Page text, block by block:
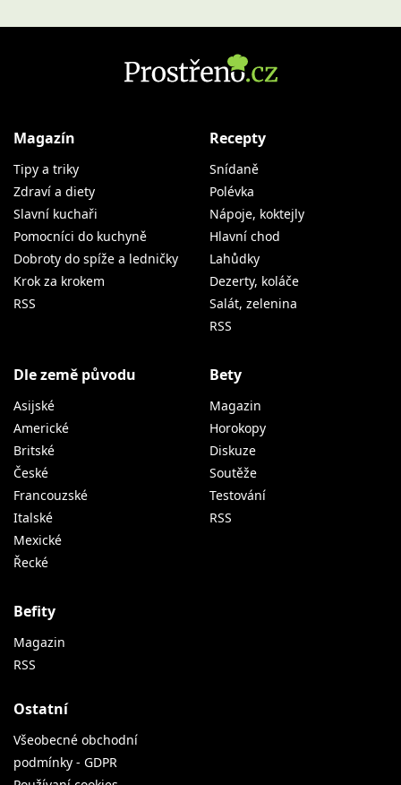
Magazín
Tipy a triky
Zdraví a diety
Slavní kuchaři
Pomocníci do kuchyně
Dobroty do spíže a ledničky
Krok za krokem
RSS
Recepty
Snídaně
Polévka
Nápoje, koktejly
Hlavní chod
Lahůdky
Dezerty, koláče
Salát, zelenina
RSS
Dle země původu
Asijské
Americké
Britské
České
Francouzské
Italské
Mexické
Řecké
Bety
Magazin
Horokopy
Diskuze
Soutěže
Testování
RSS
Befity
Magazin
RSS
Ostatní
Všeobecné obchodní
podmínky - GDPR